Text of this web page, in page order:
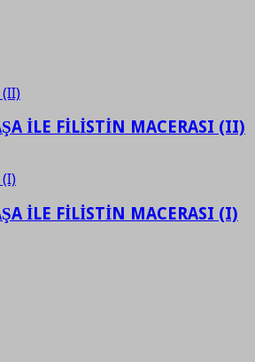
İLE FİLİSTİN MACERASI (II)
İLE FİLİSTİN MACERASI (I)